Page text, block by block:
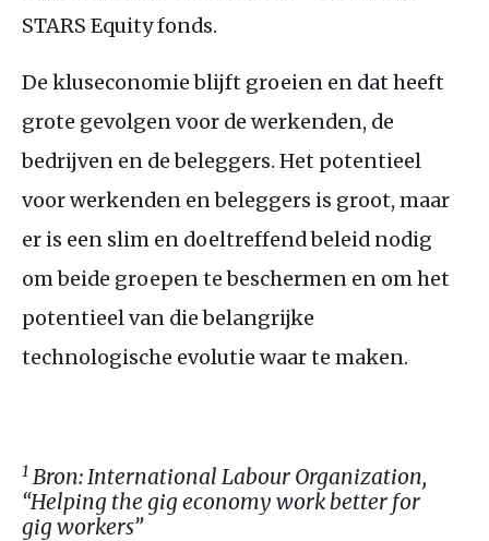
STARS Equity fonds.
De kluseconomie blijft groeien en dat heeft
grote gevolgen voor de werkenden, de
bedrijven en de beleggers. Het potentieel
voor werkenden en beleggers is groot, maar
er is een slim en doeltreffend beleid nodig
om beide groepen te beschermen en om het
potentieel van die belangrijke
technologische evolutie waar te maken.
1 Bron: International Labour Organization,
“Helping the gig economy work better for
gig workers”